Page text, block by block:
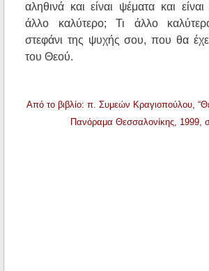
αληθινά και είναι ψέματα και είναι
άλλο καλύτερο; Τι άλλο
στεφάνι της ψυχής σου, που θα
του Θεού.
Από το βιβλίο: π. Συμεών Κραγιοπούλου,
Πανόραμα Θεσσαλονίκης, 1999,